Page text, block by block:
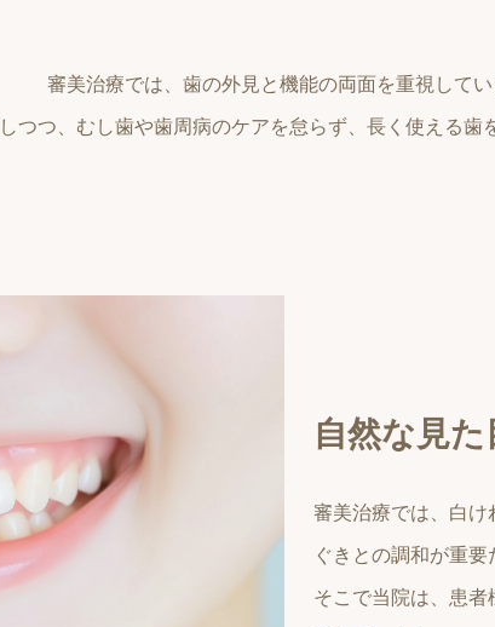
審美治療では、歯の外見と機能の両面を重視してい
つつ、むし歯や歯周病のケアを怠らず、長く使える歯
自然な見
審美治療では、白け
ぐきとの調和が重要
そこで当院は、患